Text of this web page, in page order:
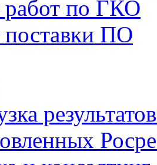
по ГКО
ПО